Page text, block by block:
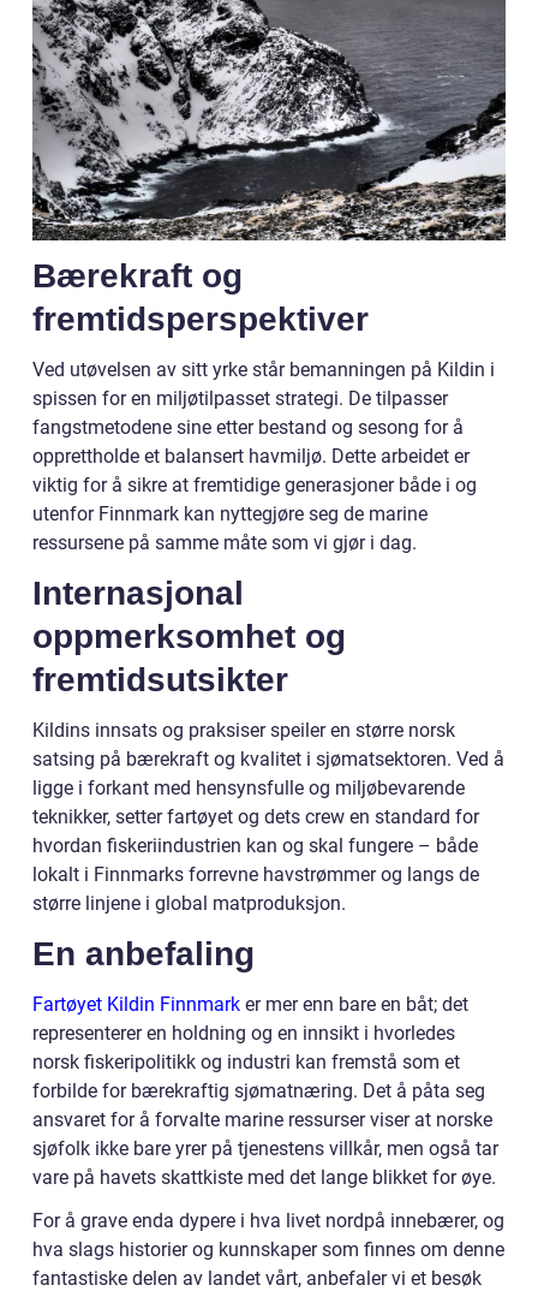
Bærekraft og
fremtidsperspektiver
Ved utøvelsen av sitt yrke står bemanningen på Kildin i
spissen for en miljøtilpasset strategi. De tilpasser
fangstmetodene sine etter bestand og sesong for å
opprettholde et balansert havmiljø. Dette arbeidet er
viktig for å sikre at fremtidige generasjoner både i og
utenfor Finnmark kan nyttegjøre seg de marine
ressursene på samme måte som vi gjør i dag.
Internasjonal
oppmerksomhet og
fremtidsutsikter
Kildins innsats og praksiser speiler en større norsk
satsing på bærekraft og kvalitet i sjømatsektoren. Ved å
ligge i forkant med hensynsfulle og miljøbevarende
teknikker, setter fartøyet og dets crew en standard for
hvordan fiskeriindustrien kan og skal fungere – både
lokalt i Finnmarks forrevne havstrømmer og langs de
større linjene i global matproduksjon.
En anbefaling
Fartøyet Kildin Finnmark er mer enn bare en båt; det
representerer en holdning og en innsikt i hvorledes
norsk fiskeripolitikk og industri kan fremstå som et
forbilde for bærekraftig sjømatnæring. Det å påta seg
ansvaret for å forvalte marine ressurser viser at norske
sjøfolk ikke bare yrer på tjenestens villkår, men også tar
vare på havets skattkiste med det lange blikket for øye.
For å grave enda dypere i hva livet nordpå innebærer, og
hva slags historier og kunnskaper som finnes om denne
fantastiske delen av landet vårt, anbefaler vi et besøk